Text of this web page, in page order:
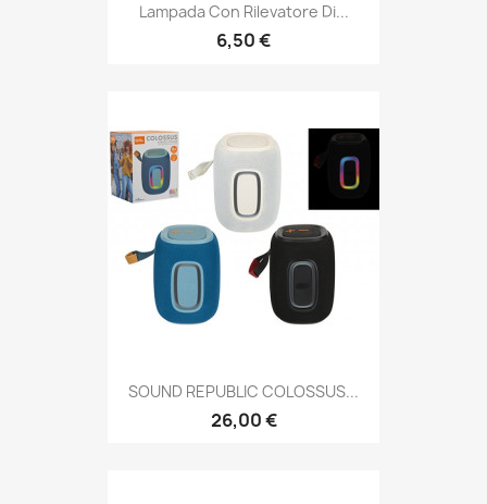
Lampada Con Rilevatore Di...
6,50 €
SOUND REPUBLIC COLOSSUS...
26,00 €